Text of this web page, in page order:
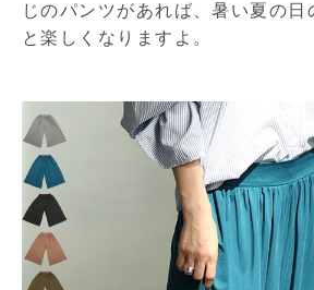
じのパンツがあれば、暑い夏の日
と楽しくなりますよ。